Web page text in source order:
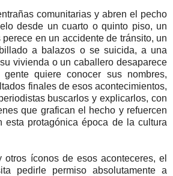
comunitarias y abren el pecho
desde un cuarto o quinto piso, un
en un accidente de tránsito, un
a balazos o se suicida, a una
vivienda o un caballero desaparece
gente quiere conocer sus nombres,
finales de esos acontecimientos,
buscarlos y explicarlos, con
que grafican el hecho y refuercen
esta protagónica época de la cultura
otros íconos de esos aconteceres, el
pedirle permiso absolutamente a